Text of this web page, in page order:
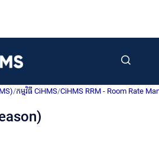
/កម្មវិធី CiHMS/CiHMS RRM - Room Rate